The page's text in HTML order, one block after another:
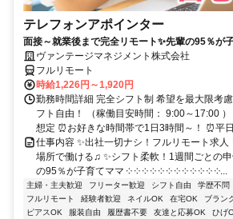
テレフォンアポインター
面接～就業後まで完全リモート✨先輩の95％が
ヴァンテージマネジメント株式会社
フルリモート
時給1,226円～1,920円
勤務時間詳細 完全シフト制 希望を最大限考
フト自由！ （稼働目安時間： 9:00～17:00
想定 ⏰お好きな時間帯で1日3時間～！ ⏰平
仕事内容 ✨出社一切ナシ！フルリモート求人
場所で働ける♫ ✨シフト柔軟！1週間ごとの
の95％が子育てママ ༶ ༶ ༶ ༶ ༶ ༶ ༶ ༶ ༶ ༶ ༶ ༶...
主婦・主夫歓迎 フリーター歓迎 シフト自由 学歴不問
フルリモート
経験者歓迎 ネイルOK 在宅OK ブラン
ピアスOK
服装自由 履歴書不要 友達と応募OK ひげ